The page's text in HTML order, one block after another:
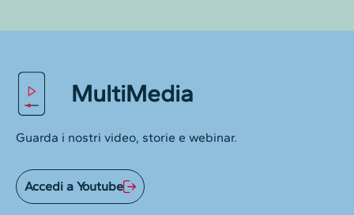
MultiMedia
Guarda i nostri video, storie e webinar.
Accedi a Youtube